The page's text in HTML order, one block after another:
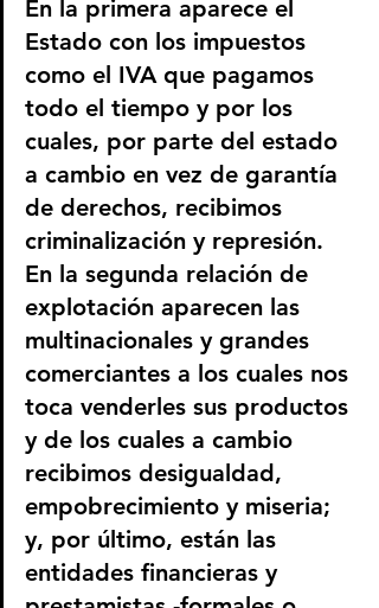
En la primera aparece el
Estado con los impuestos
como el IVA que pagamos
todo el tiempo y por los
cuales, por parte del estado
a cambio en vez de garantía
de derechos, recibimos
criminalización y represión.
En la segunda relación de
explotación aparecen las
multinacionales y grandes
comerciantes a los cuales nos
toca venderles sus productos
y de los cuales a cambio
recibimos desigualdad,
empobrecimiento y miseria;
y, por último, están las
entidades financieras y